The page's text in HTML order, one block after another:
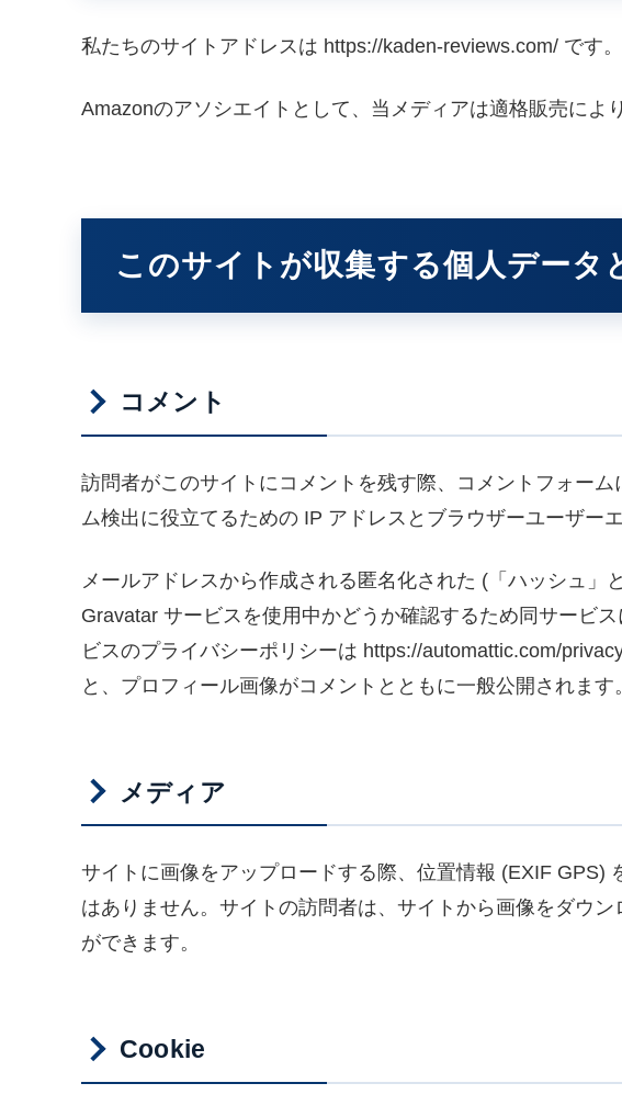
私たちのサイトアドレスは https://kaden-reviews.com/ です。
Amazonのアソシエイトとして、当メディアは適格販売によ
このサイトが収集する個人データ
コメント
訪問者がこのサイトにコメントを残す際、コメントフォー
ム検出に役立てるための IP アドレスとブラウザーユーザー
メールアドレスから作成される匿名化された (「ハッシュ」
Gravatar サービスを使用中かどうか確認するため同サービ
ビスのプライバシーポリシーは https://automattic.com/
と、プロフィール画像がコメントとともに一般公開されます。
メディア
サイトに画像をアップロードする際、位置情報 (EXIF GPS)
はありません。サイトの訪問者は、サイトから画像をダウ
ができます。
Cookie